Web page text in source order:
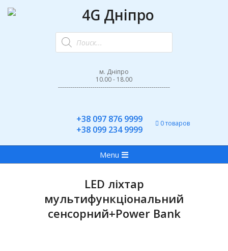
Skip
Поиск
товаров
м. Дніпро
10.00 - 18.00
-------------------------------------------------------
+38 097 876 9999
+38 099 234 9999
0 товаров
Navigation
Menu
LED ліхтар
мультифункціональний
сенсорний+Power Bank